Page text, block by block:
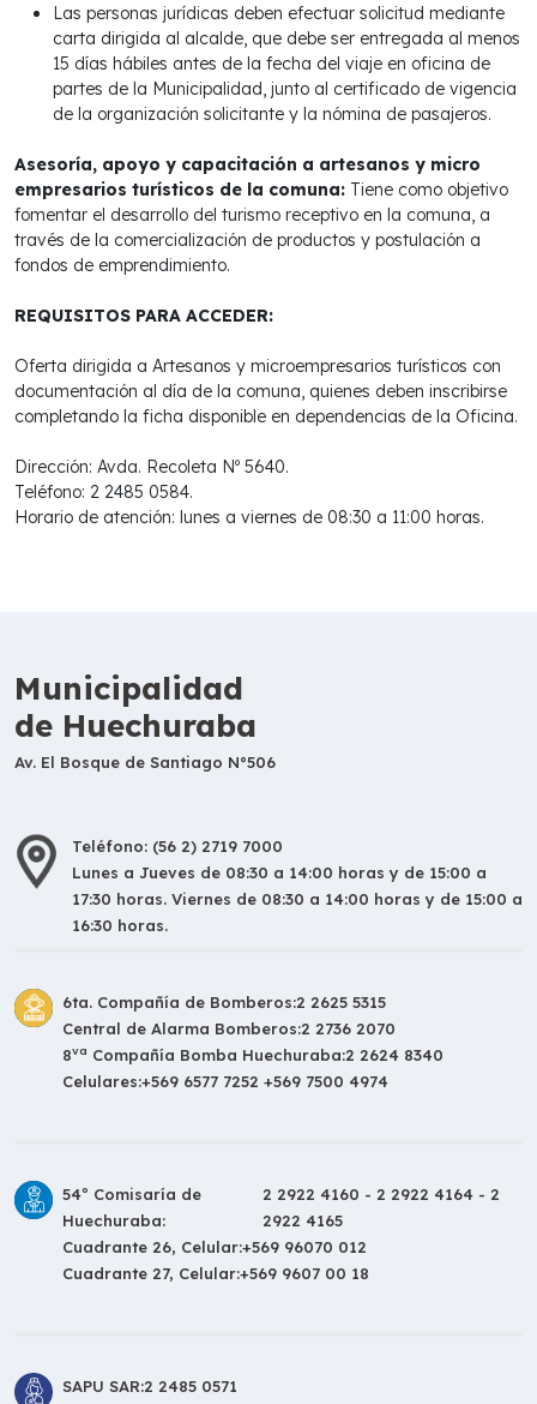
Las personas jurídicas deben efectuar solicitud mediante
carta dirigida al alcalde, que debe ser entregada al menos
15 días hábiles antes de la fecha del viaje en oficina de
partes de la Municipalidad, junto al certificado de vigencia
de la organización solicitante y la nómina de pasajeros.
Asesoría, apoyo y capacitación a artesanos y micro
empresarios turísticos de la comuna: Tiene como objetivo
fomentar el desarrollo del turismo receptivo en la comuna, a
través de la comercialización de productos y postulación a
fondos de emprendimiento.
REQUISITOS PARA ACCEDER:
Oferta dirigida a Artesanos y microempresarios turísticos con
documentación al día de la comuna, quienes deben inscribirse
completando la ficha disponible en dependencias de la Oficina.
Dirección: Avda. Recoleta Nº 5640.
Teléfono: 2 2485 0584.
Horario de atención: lunes a viernes de 08:30 a 11:00 horas.
Municipalidad
de Huechuraba
Av. El Bosque de Santiago N°506
Teléfono: (56 2) 2719 7000
Lunes a Jueves de 08:30 a 14:00 horas y de 15:00 a
17:30 horas. Viernes de 08:30 a 14:00 horas y de 15:00 a
16:30 horas.
6ta. Compañía de Bomberos:2 2625 5315
Central de Alarma Bomberos:2 2736 2070
8va Compañía Bomba Huechuraba:2 2624 8340
Celulares:+569 6577 7252 +569 7500 4974
54º Comisaría de
Huechuraba:
2 2922 4160 - 2 2922 4164 - 2
2922 4165
Cuadrante 26, Celular:+569 96070 012
Cuadrante 27, Celular:+569 9607 00 18
SAPU SAR:2 2485 0571